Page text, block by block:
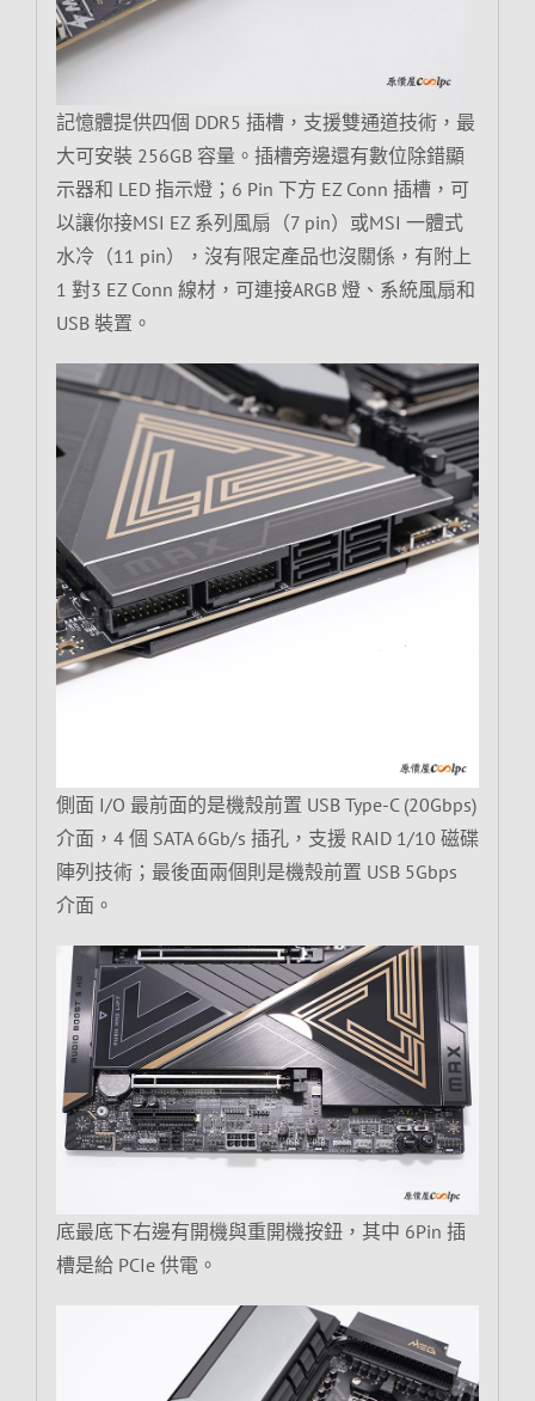
記憶體提供四個 DDR5 插槽，支援雙通道技術，最
大可安裝 256GB 容量。插槽旁邊還有數位除錯顯
示器和 LED 指示燈；6 Pin 下方 EZ Conn 插槽，可
以讓你接MSI EZ 系列風扇（7 pin）或MSI 一體式
水冷（11 pin），沒有限定產品也沒關係，有附上
1 對3 EZ Conn 線材，可連接ARGB 燈、系統風扇和
USB 裝置。
側面 I/O 最前面的是機殼前置 USB Type-C (20Gbps)
介面，4 個 SATA 6Gb/s 插孔，支援 RAID 1/10 磁碟
陣列技術；最後面兩個則是機殼前置 USB 5Gbps
介面。
底最底下右邊有開機與重開機按鈕，其中 6Pin 插
槽是給 PCIe 供電。